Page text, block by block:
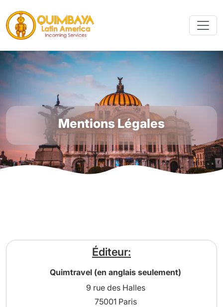
Mentions Légales
Éditeur:
Quimtravel (en anglais seulement)
9 rue des Halles
75001 Paris